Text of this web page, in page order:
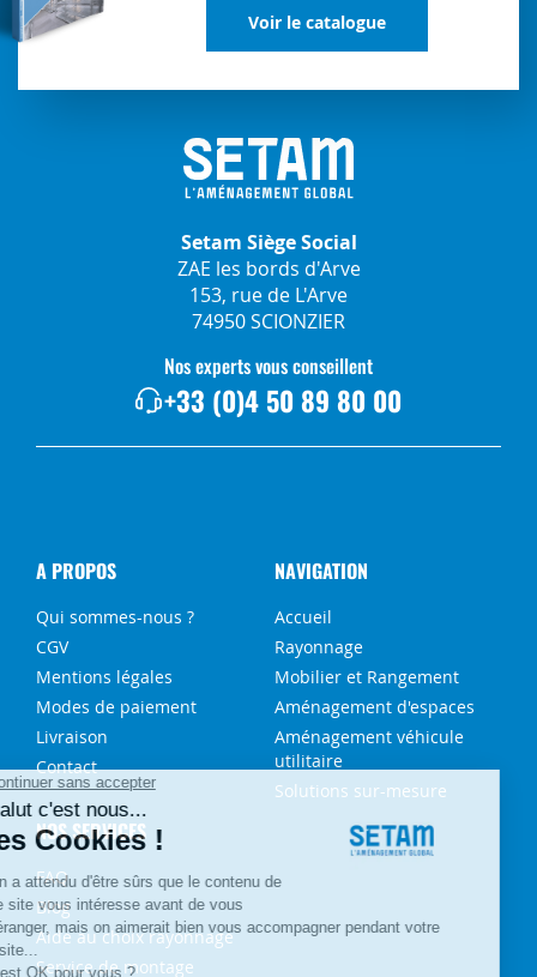
Voir le catalogue
Setam Siège Social
ZAE les bords d'Arve
153, rue de L'Arve
74950 SCIONZIER
Nos experts vous conseillent
+33 (0)4 50 89 80 00
A PROPOS
Qui sommes-nous ?
CGV
Mentions légales
Modes de paiement
Livraison
Contact
NAVIGATION
Accueil
Rayonnage
Mobilier et Rangement
Aménagement d'espaces
Aménagement véhicule
utilitaire
Solutions sur-mesure
NOS SERVICES
FAQ
Blog
Aide au choix rayonnage
Service de montage